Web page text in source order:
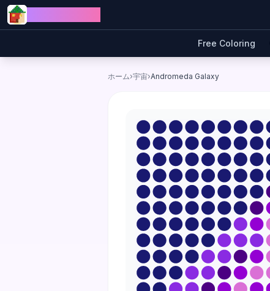
Skip to content
Free Coloring
ホーム›宇宙›Andromeda Galaxy